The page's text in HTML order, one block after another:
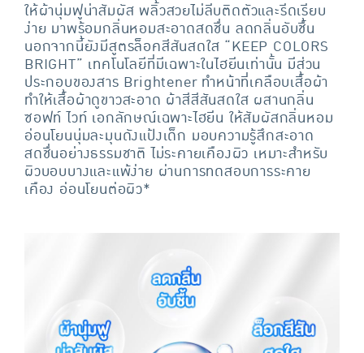
ให้ผ้านุ่มฟูน่าสัมผัส พลิ้วสวยไม่ลีบติดตัวและรีดเรียบ
ง่าย มาพร้อมกลิ่นหอมสะอาดสดชื่น ลดกลิ่นอับชื้น
นอกจากนี้ยังมีสูตรล็อคสีสันสดใส “KEEP COLORS
BRIGHT” เทคโนโลยีที่มีเฉพาะในไฮยีนเท่านั้น มีส่วน
ประกอบของสาร Brightener ทำหน้าที่เคลือบเสื้อผ้า
ทำให้เสื้อผ้าดูขาวสะอาด ผ้าสีสีสันสดใส ผสานกลิ่น
ซอฟท์ ไวท์ เอกลักษณ์เฉพาะไฮยีน ให้สัมผัสกลิ่นหอม
อ่อนโยนนุ่มละมุนดังแป้งเด็ก มอบความรู้สึกสะอาด
สดชื่นอย่างธรรมชาติ ไม่ระคายเคืองผิว เหมาะสำหรับ
ผิวบอบบางและแพ้ง่าย ผ่านการทดสอบการระคาย
เคือง อ่อนโยนต่อผิว*